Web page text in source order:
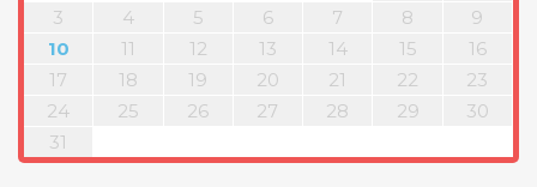
3
4 5 6 7 8
9
10
11 12 13 14 15
16
17
18 19 20 21 22
23
24
25 26 27 28 29
30
31